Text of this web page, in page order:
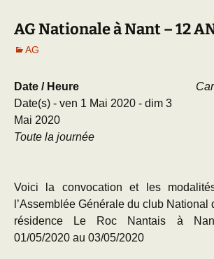
AG Nationale à Nant – 12
AG
Date / Heure
Date(s) - ven 1 Mai 2020 - dim 3
Mai 2020
Toute la journée
Voici la convocation et les
l’Assemblée Générale du club National
résidence Le Roc Nantais à
01/05/2020 au 03/05/2020